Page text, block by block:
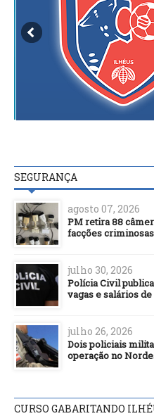
SEGURANÇA
agosto 07, 2026
PM retira 88
facções
julho 30, 2026
Polícia Civil
vagas e salários de
julho 26, 2026
Dois policiais
operação no
CURSO GABARITANDO